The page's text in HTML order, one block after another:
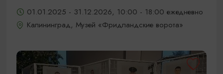
01.01.2025 - 31.12.2026, 10:00 - 18:00 ежедневно
Калининград, Музей «Фридландские ворота»